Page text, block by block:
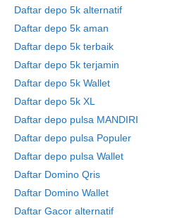
Daftar depo 5k alternatif
Daftar depo 5k aman
Daftar depo 5k terbaik
Daftar depo 5k terjamin
Daftar depo 5k Wallet
Daftar depo 5k XL
Daftar depo pulsa MANDIRI
Daftar depo pulsa Populer
Daftar depo pulsa Wallet
Daftar Domino Qris
Daftar Domino Wallet
Daftar Gacor alternatif